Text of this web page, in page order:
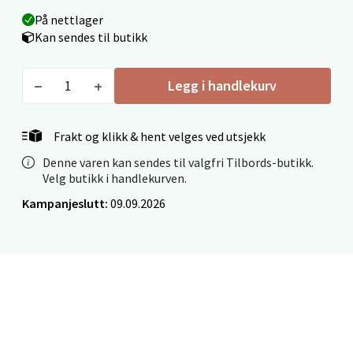
På nettlager
Kan sendes til butikk
Legg i handlekurv
Frakt og klikk & hent velges ved utsjekk
Denne varen kan sendes til valgfri Tilbords-butikk.
Velg butikk i handlekurven.
Kampanjeslutt: 09.09.2026
Stavanger og Sandnes - Thon
Madlakrossen nr 9, 4042 Stavanger
0 i butikk